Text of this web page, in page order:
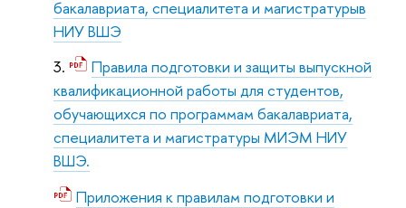
бакалавриата, специалитета и магистратурыв
НИУ ВШЭ
Правила подготовки и защиты выпускной
квалификационной работы для студентов,
обучающихся по программам бакалавриата,
специалитета и магистратуры МИЭМ НИУ
ВШЭ.
Приложения к правилам подготовки и